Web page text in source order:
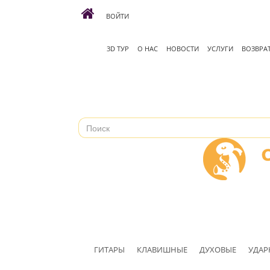
ВОЙТИ
3D ТУР О НАС НОВОСТИ УСЛУГИ
ГИТАРЫ КЛАВИШНЫЕ ДУХОВЫЕ